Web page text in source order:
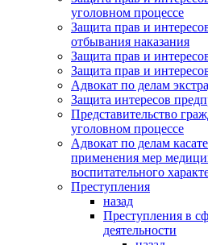
уголовном процессе
Защита прав и
отбывания наказания
Защита прав и
Защита прав и
Адвокат по делам
Защита интересов
Представительство
уголовном процессе
Адвокат по делам
применения мер
воспитательного
Преступления
назад
Преступления в
деятельности